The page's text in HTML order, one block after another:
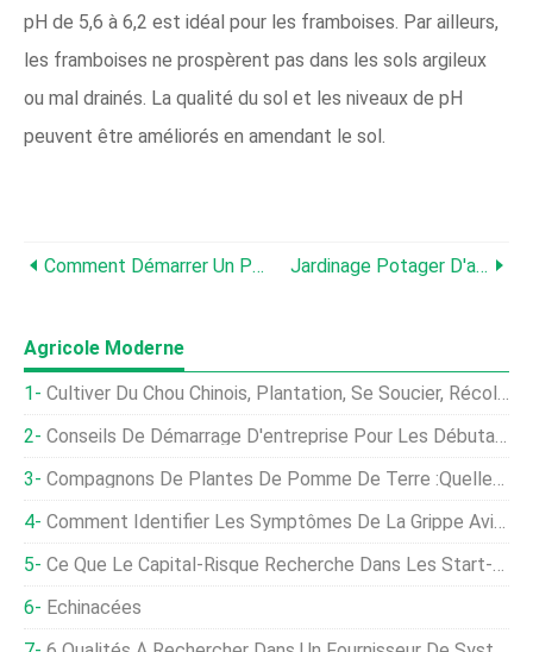
pH de 5,6 à 6,2 est idéal pour les framboises. Par ailleurs,
les framboises ne prospèrent pas dans les sols argileux
ou mal drainés. La qualité du sol et les niveaux de pH
peuvent être améliorés en amendant le sol.
Comment Démarrer Un Potager D'arrière-Cour En Afrique Jardinage Potager D'arrière-Cour En Australie
Agricole Moderne
Cultiver Du Chou Chinois, Plantation, Se Soucier, Récolte
Conseils De Démarrage D'entreprise Pour Les Débutants En Élevage De Homard
Compagnons De Plantes De Pomme De Terre :quelles Sont Les Meilleures Plantes De Compagnie Pour Les Pommes De Terre
Comment Identifier Les Symptômes De La Grippe Aviaire Chez Les Poulets
Ce Que Le Capital-Risque Recherche Dans Les Start-Ups Agricoles
Échinacées